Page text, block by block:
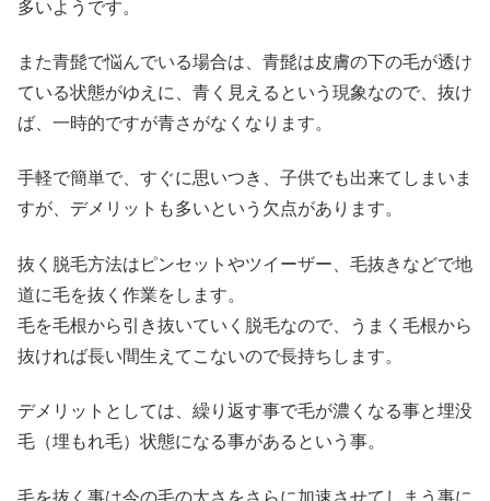
多いようです。
また青髭で悩んでいる場合は、青髭は皮膚の下の毛が透け
ている状態がゆえに、青く見えるという現象なので、抜け
ば、一時的ですが青さがなくなります。
手軽で簡単で、すぐに思いつき、子供でも出来てしまいま
すが、デメリットも多いという欠点があります。
抜く脱毛方法はピンセットやツイーザー、毛抜きなどで地
道に毛を抜く作業をします。
毛を毛根から引き抜いていく脱毛なので、うまく毛根から
抜ければ長い間生えてこないので長持ちします。
デメリットとしては、繰り返す事で毛が濃くなる事と埋没
毛（埋もれ毛）状態になる事があるという事。
毛を抜く事は今の毛の太さをさらに加速させてしまう事に